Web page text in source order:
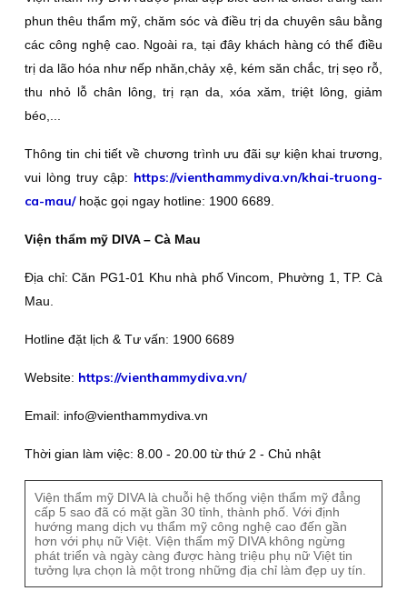
phun thêu thẩm mỹ, chăm sóc và điều trị da chuyên sâu bằng
các công nghệ cao. Ngoài ra, tại đây khách hàng có thể điều
trị da lão hóa như nếp nhăn,chảy xệ, kém săn chắc, trị sẹo rỗ,
thu nhỏ lỗ chân lông, trị rạn da, xóa xăm, triệt lông, giảm
béo,...
Thông tin chi tiết về chương trình ưu đãi sự kiện khai trương,
vui lòng truy cập: https://vienthammydiva.vn/khai-truong-
ca-mau/hoặc gọi ngay hotline: 1900 6689.
Viện thẩm mỹ DIVA – Cà Mau
Địa chỉ: Căn PG1-01 Khu nhà phố Vincom, Phường 1, TP. Cà
Mau.
Hotline đặt lịch & Tư vấn: 1900 6689
Website: https://vienthammydiva.vn/
Email: info@vienthammydiva.vn
Thời gian làm việc: 8.00 - 20.00 từ thứ 2 - Chủ nhật
Viện thẩm mỹ DIVA là chuỗi hệ thống viện thẩm mỹ đẳng
cấp 5 sao đã có mặt gần 30 tỉnh, thành phố. Với định
hướng mang dịch vụ thẩm mỹ công nghệ cao đến gần
hơn với phụ nữ Việt. Viện thẩm mỹ DIVA không ngừng
phát triển và ngày càng được hàng triệu phụ nữ Việt tin
tưởng lựa chọn là một trong những địa chỉ làm đẹp uy tín.